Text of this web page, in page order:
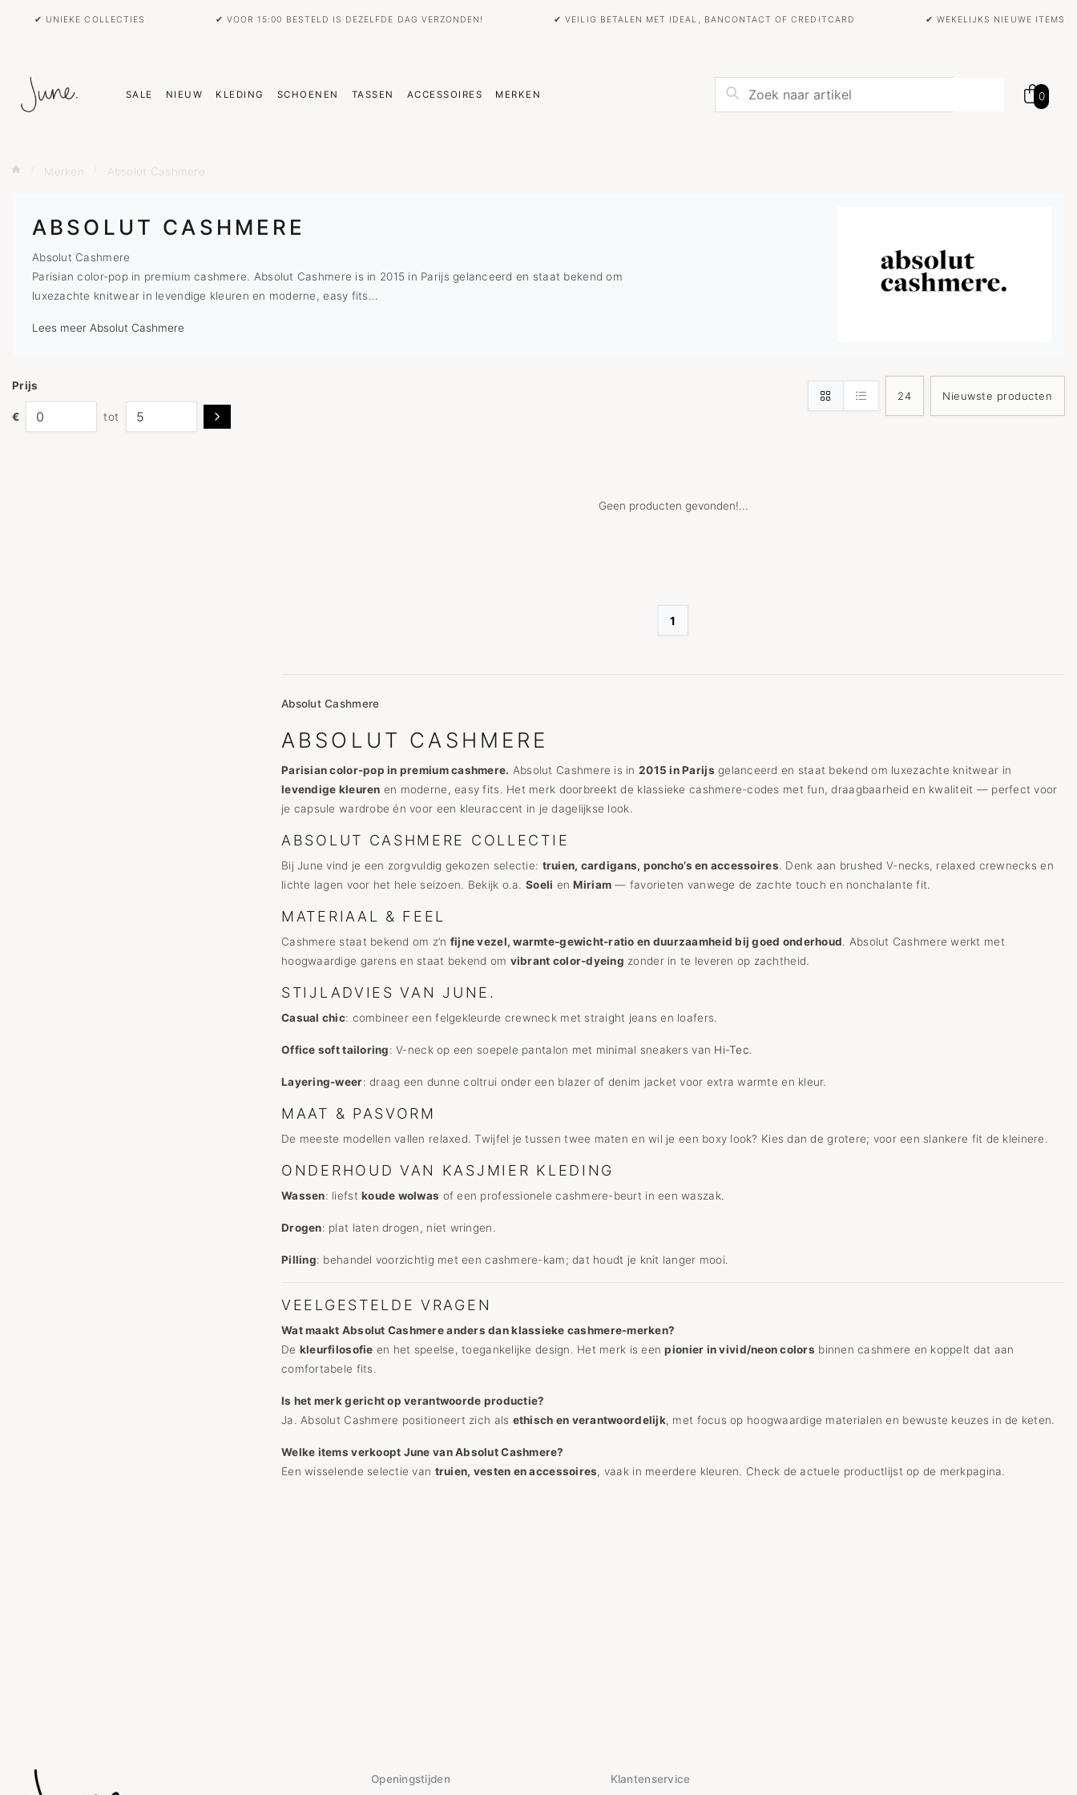
✔ UNIEKE COLLECTIES ✔ VOOR 15:00 BESTELD IS DEZELFDE DAG VERZONDEN! ✔ VEILIG BETALEN MET IDEAL, BANCONTACT OF CREDITCARD ✔ WEKELIJKS NIEUWE ITEMS
SALE NIEUW KLEDING SCHOENEN TASSEN ACCESSOIRES MERKEN 0
Merken Absolut Cashmere
ABSOLUT CASHMERE
Absolut Cashmere
Parisian color-pop in premium cashmere. Absolut Cashmere is in 2015 in Parijs gelanceerd en staat bekend om
luxezachte knitwear in levendige kleuren en moderne, easy fits...
Lees meer Absolut Cashmere
Prijs
€ tot
Geen producten gevonden!...
1
Absolut Cashmere
ABSOLUT CASHMERE
Parisian color-pop in premium cashmere. Absolut Cashmere is in2015 in Parijs gelanceerd en staat bekend om luxezachte knitwear in
levendige kleuren en moderne, easy fits. Het merk doorbreekt de klassieke cashmere-codes met fun, draagbaarheid en kwaliteit — perfect voor
je capsule wardrobe én voor een kleuraccent in je dagelijkse look.
ABSOLUT CASHMERE COLLECTIE
Bij June vind je een zorgvuldig gekozen selectie: truien, cardigans, poncho’s en accessoires. Denk aan brushed V-necks, relaxed crewnecks en
lichte lagen voor het hele seizoen. Bekijk o.a. Soeli enMiriam — favorieten vanwege de zachte touch en nonchalante fit.
MATERIAAL & FEEL
Cashmere staat bekend om z’n fijne vezel, warmte-gewicht-ratio en duurzaamheid bij goed onderhoud. Absolut Cashmere werkt met
hoogwaardige garens en staat bekend om vibrant color-dyeing zonder in te leveren op zachtheid.
STIJLADVIES VAN JUNE.
Casual chic: combineer een felgekleurde crewneck met straight jeans en loafers.
Office soft tailoring: V-neck op een soepele pantalon met minimal sneakers van Hi-Tec.
Layering-weer: draag een dunne coltrui onder een blazer of denim jacket voor extra warmte en kleur.
MAAT & PASVORM
De meeste modellen vallen relaxed. Twijfel je tussen twee maten en wil je een boxy look? Kies dan de grotere; voor een slankere fit de kleinere.
ONDERHOUD VAN KASJMIER KLEDING
Wassen: liefstkoude wolwas of een professionele cashmere-beurt in een waszak.
Drogen: plat laten drogen, niet wringen.
Pilling: behandel voorzichtig met een cashmere-kam; dat houdt je knit langer mooi.
VEELGESTELDE VRAGEN
Wat maakt Absolut Cashmere anders dan klassieke cashmere-merken?
De kleurfilosofie en het speelse, toegankelijke design. Het merk is eenpionier in vivid/neon colors binnen cashmere en koppelt dat aan
comfortabele fits.
Is het merk gericht op verantwoorde productie?
Ja. Absolut Cashmere positioneert zich als ethisch en verantwoordelijk, met focus op hoogwaardige materialen en bewuste keuzes in de keten.
Welke items verkoopt June van Absolut Cashmere?
Een wisselende selectie van truien, vesten en accessoires, vaak in meerdere kleuren. Check de actuele productlijst op de merkpagina.
Openingstijden Klantenservice